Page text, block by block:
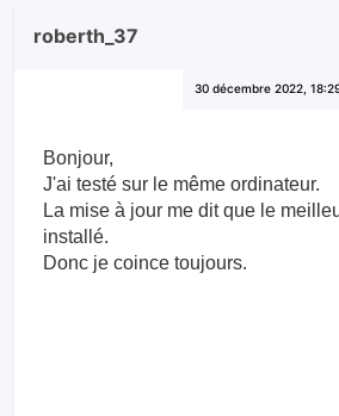
roberth_37
30 décembre 2022,
Bonjour,
J'ai testé sur le même ordinateur.
La mise à jour me dit que le
installé.
Donc je coince toujours.